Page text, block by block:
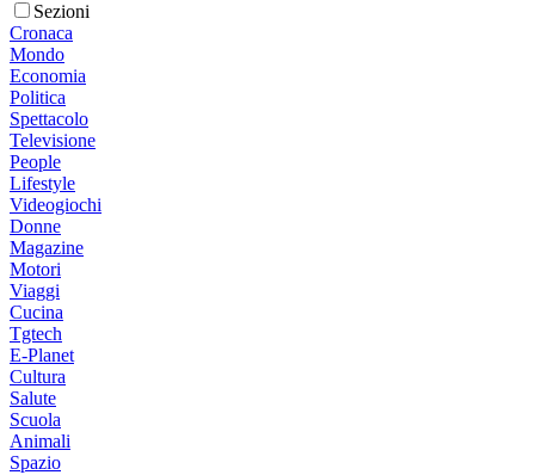
Sezioni
Cronaca
Mondo
Economia
Politica
Spettacolo
Televisione
People
Lifestyle
Videogiochi
Donne
Magazine
Motori
Viaggi
Cucina
Tgtech
E-Planet
Cultura
Salute
Scuola
Animali
Spazio